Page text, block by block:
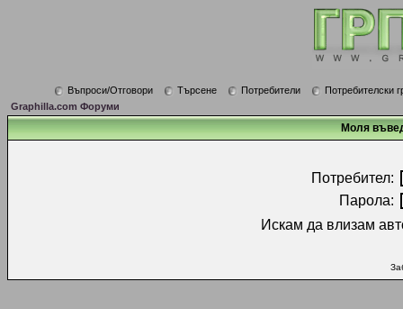
Въпроси/Отговори Търсене Потребители
Потребителски
Graphilla.com Форуми
Моля
Потребител:
Парола:
Искам да влизам